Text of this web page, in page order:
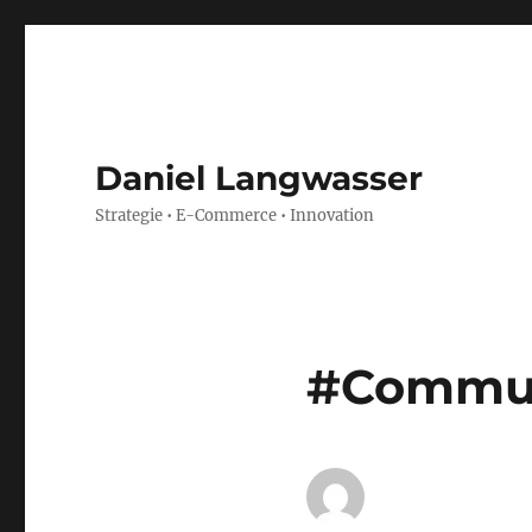
Daniel Langwasser
Strategie • E-Commerce • Innovation